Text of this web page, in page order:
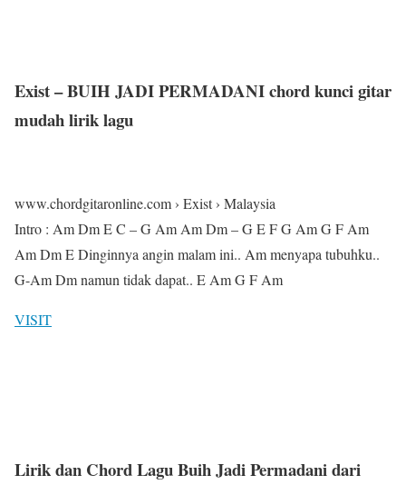
Exist – BUIH JADI PERMADANI chord kunci gitar
mudah lirik lagu
www.chordgitaronline.com › Exist › Malaysia
Intro : Am Dm E C – G Am Am Dm – G E F G Am G F Am
Am Dm E Dinginnya angin malam ini.. Am menyapa tubuhku..
G-Am Dm namun tidak dapat.. E Am G F Am
VISIT
Lirik dan Chord Lagu Buih Jadi Permadani dari